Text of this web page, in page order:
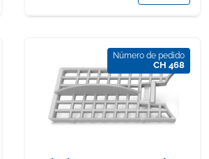
Número de pedido
CH 468